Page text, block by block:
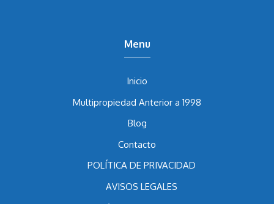
Inicio
Multipropiedad Anterior a 1998
Blog
Contacto
POLÍTICA DE PRIVACIDAD